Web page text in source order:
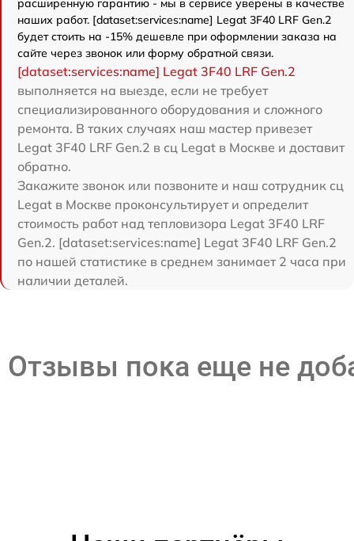
расширенную гарантию - мы в сервисе уверены в качестве
наших работ. [dataset:services:name] Legat 3F40 LRF Gen.2
будет стоить на -15% дешевле при оформлении заказа на
сайте через звонок или форму обратной связи.
[dataset:services:name] Legat 3F40 LRF Gen.2
выполняется на выезде, если не требует
специализированного оборудования и сложного
ремонта. В таких случаях наш мастер привезет
Legat 3F40 LRF Gen.2 в сц Legat в Москве и доставит
обратно.
Закажите звонок или позвоните и наш сотрудник сц
Legat в Москве проконсультирует и определит
стоимость работ над тепловизора Legat 3F40 LRF
Gen.2. [dataset:services:name] Legat 3F40 LRF Gen.2
по нашей статистике в среднем занимает 2 часа при
наличии деталей.
Отзывы пока еще не